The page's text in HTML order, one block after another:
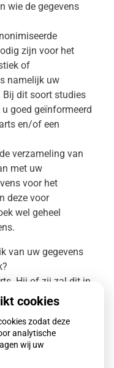
wie de gegevens
zijn voor het
of
namelijk uw
Bij dit soort studies
u goed geïnformeerd
en/of een
de verzameling van
met uw
voor het
deze voor
wel geheel
van uw gegevens
. Hij of zij zal dit in
uw gegevens
anonieme
u wilt niet
deelname aan
cookies
zodat deze
analytische
wij uw